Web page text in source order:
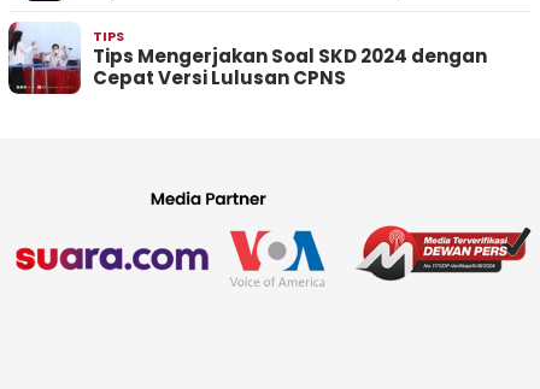
TIPS
Tips Mengerjakan Soal SKD 2024 dengan
Cepat Versi Lulusan CPNS